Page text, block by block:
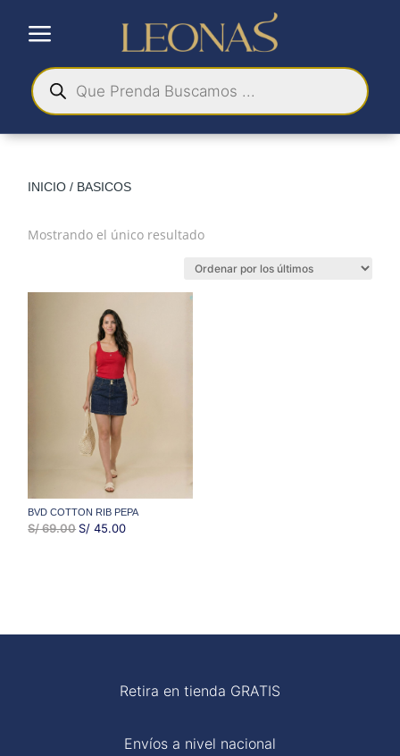
a
Búsqueda
de
productos
INICIO / BASICOS
Mostrando el único resultado
BVD COTTON RIB PEPA
S/69.00 EL
S/ 45.00EL
Retira en tienda GRATIS
Envíos a nivel nacional